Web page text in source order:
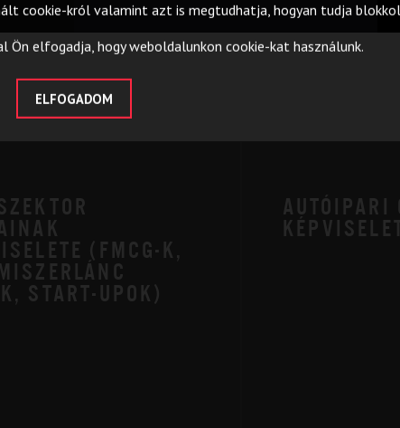
cookie-król valamint azt is megtudhatja, hogyan tudja
Ön elfogadja, hogy weboldalunkon cookie-kat használunk.
ELFOGADOM
(FMCG-K,
START-UPOK)
AUTÓIPARI